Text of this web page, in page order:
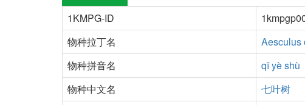
1KMPG-ID
物种拉丁名
Aesculus
物种拼音名
qī yè shù
物种中文名
七叶树